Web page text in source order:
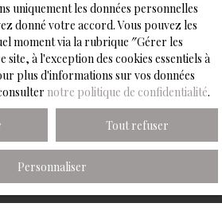
des annonces
uniquement les données personnelles
donné votre accord. Vous pouvez les
moment via la rubrique ″Gérer les
site, à l'exception des cookies essentiels à
plus d'informations sur vos données
notre politique de confidentialité.
Tout refuser
Personnaliser